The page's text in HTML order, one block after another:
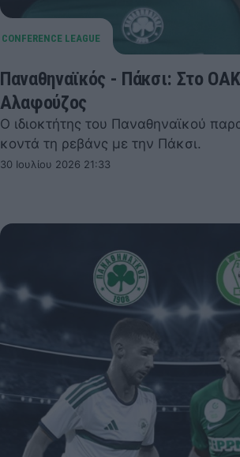
Παναθηναϊκός - Πάκσι: Στο
Αλαφούζος
Ο ιδιοκτήτης του Παναθηναϊκού
κοντά τη ρεβάνς με την Πάκσι.
30 Ιουλίου 2026 21:33